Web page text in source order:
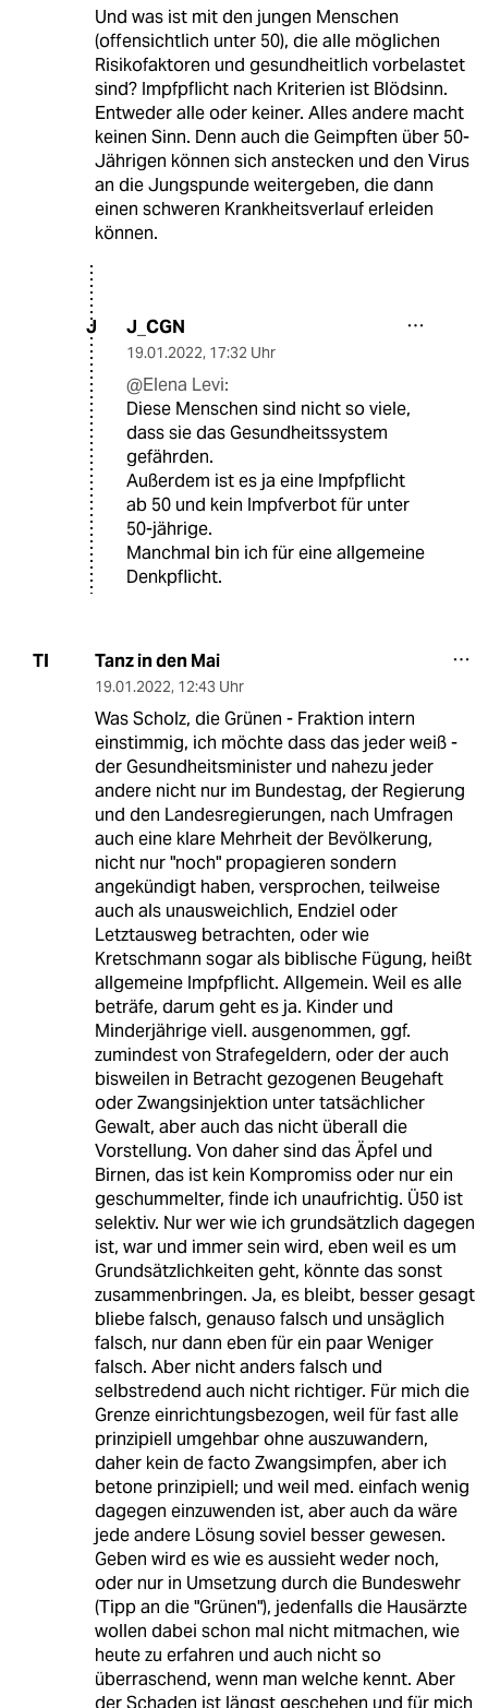
Und was ist mit den jungen Menschen
(offensichtlich unter 50), die alle möglichen
Risikofaktoren und gesundheitlich vorbelastet
sind? Impfpflicht nach Kriterien ist Blödsinn.
Entweder alle oder keiner. Alles andere macht
keinen Sinn. Denn auch die Geimpften über 50-
Jährigen können sich anstecken und den Virus
an die Jungspunde weitergeben, die dann
einen schweren Krankheitsverlauf erleiden
können.
J J_CGN
19.01.2022, 17:32 Uhr
@Elena Levi:
Diese Menschen sind nicht so viele,
dass sie das Gesundheitssystem
gefährden.
Außerdem ist es ja eine Impfpflicht
ab 50 und kein Impfverbot für unter
50-jährige.
Manchmal bin ich für eine allgemeine
Denkpflicht.
TI Tanz in den Mai
19.01.2022, 12:43 Uhr
Was Scholz, die Grünen - Fraktion intern
einstimmig, ich möchte dass das jeder weiß -
der Gesundheitsminister und nahezu jeder
andere nicht nur im Bundestag, der Regierung
und den Landesregierungen, nach Umfragen
auch eine klare Mehrheit der Bevölkerung,
nicht nur "noch" propagieren sondern
angekündigt haben, versprochen, teilweise
auch als unausweichlich, Endziel oder
Letztausweg betrachten, oder wie
Kretschmann sogar als biblische Fügung, heißt
allgemeine Impfpflicht. Allgemein. Weil es alle
beträfe, darum geht es ja. Kinder und
Minderjährige viell. ausgenommen, ggf.
zumindest von Strafegeldern, oder der auch
bisweilen in Betracht gezogenen Beugehaft
oder Zwangsinjektion unter tatsächlicher
Gewalt, aber auch das nicht überall die
Vorstellung. Von daher sind das Äpfel und
Birnen, das ist kein Kompromiss oder nur ein
geschummelter, finde ich unaufrichtig. Ü50 ist
selektiv. Nur wer wie ich grundsätzlich dagegen
ist, war und immer sein wird, eben weil es um
Grundsätzlichkeiten geht, könnte das sonst
zusammenbringen. Ja, es bleibt, besser gesagt
bliebe falsch, genauso falsch und unsäglich
falsch, nur dann eben für ein paar Weniger
falsch. Aber nicht anders falsch und
selbstredend auch nicht richtiger. Für mich die
Grenze einrichtungsbezogen, weil für fast alle
prinzipiell umgehbar ohne auszuwandern,
daher kein de facto Zwangsimpfen, aber ich
betone prinzipiell; und weil med. einfach wenig
dagegen einzuwenden ist, aber auch da wäre
jede andere Lösung soviel besser gewesen.
Geben wird es wie es aussieht weder noch,
oder nur in Umsetzung durch die Bundeswehr
(Tipp an die "Grünen"), jedenfalls die Hausärzte
wollen dabei schon mal nicht mitmachen, wie
heute zu erfahren und auch nicht so
überraschend, wenn man welche kennt. Aber
der Schaden ist längst geschehen und für mich